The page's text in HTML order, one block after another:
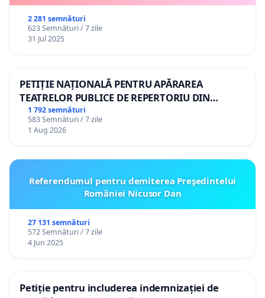
2 281 semnături
623 Semnături / 7 zile
31 Jul 2025
PETIȚIE NAȚIONALĂ PENTRU APĂRAREA
TEATRELOR PUBLICE DE REPERTORIU DIN
ROMÂNIA
1 792 semnături
583 Semnături / 7 zile
1 Aug 2026
Referendumul pentru demiterea Preşedintelui
României Nicusor Dan
27 131 semnături
572 Semnături / 7 zile
4 Jun 2025
Petiție pentru includerea indemnizației de